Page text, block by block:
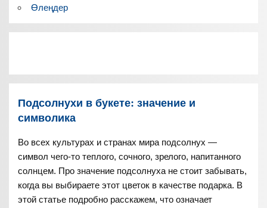
Өлеңдер
Подсолнухи в букете: значение и
символика
Во всех культурах и странах мира подсолнух —
символ чего-то теплого, сочного, зрелого, напитанного
солнцем. Про значение подсолнуха не стоит забывать,
когда вы выбираете этот цветок в качестве подарка. В
этой статье подробно расскажем, что означает